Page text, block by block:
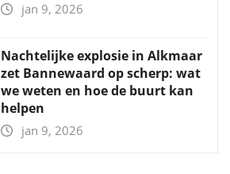
jan 9, 2026
Nachtelijke explosie in Alkmaar
zet Bannewaard op scherp: wat
we weten en hoe de buurt kan
helpen
jan 9, 2026